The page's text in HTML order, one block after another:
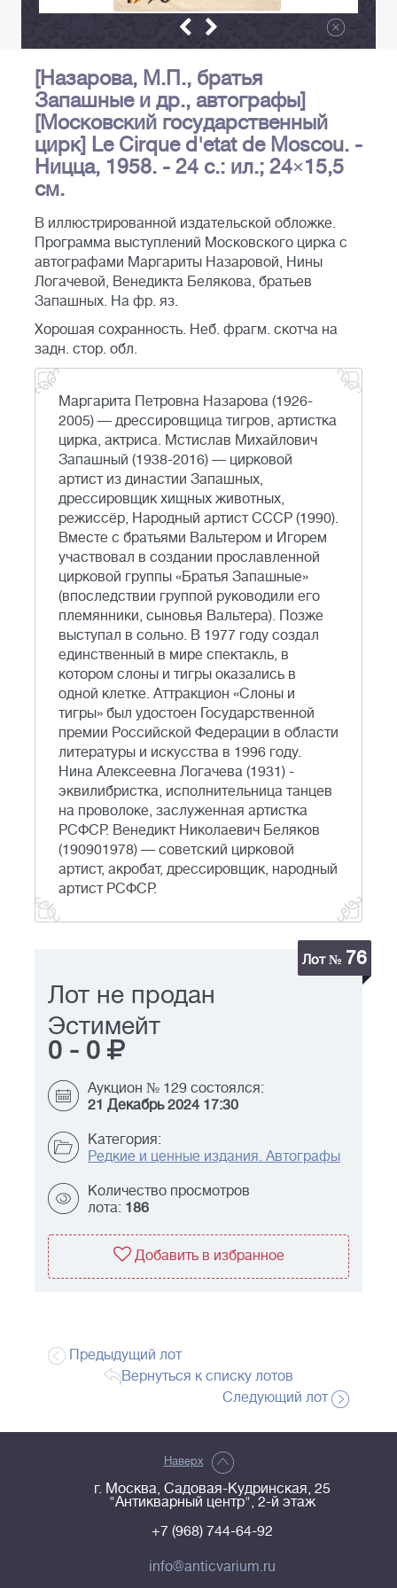
[Назарова, М.П., братья
Запашные и др., автографы]
[Московский государственный
цирк] Le Cirque d'etat de Moscou. -
Ницца, 1958. - 24 с.: ил.; 24×15,5
см.
В иллюстрированной издательской обложке.
Программа выступлений Московского цирка с
автографами Маргариты Назаровой, Нины
Логачевой, Венедикта Белякова, братьев
Запашных. На фр. яз.
Хорошая сохранность. Неб. фрагм. скотча на
задн. стор. обл.
Маргарита Петровна Назарова (1926-
2005) — дрессировщица тигров, артистка
цирка, актриса. Мстислав Михайлович
Запашный (1938-2016) — цирковой
артист из династии Запашных,
дрессировщик хищных животных,
режиссёр, Народный артист СССР (1990).
Вместе с братьями Вальтером и Игорем
участвовал в создании прославленной
цирковой группы «Братья Запашные»
(впоследствии группой руководили его
племянники, сыновья Вальтера). Позже
выступал в сольно. В 1977 году создал
единственный в мире спектакль, в
котором слоны и тигры оказались в
одной клетке. Аттракцион «Слоны и
тигры» был удостоен Государственной
премии Российской Федерации в области
литературы и искусства в 1996 году.
Нина Алексеевна Логачева (1931) -
эквилибристка, исполнительница танцев
на проволоке, заслуженная артистка
РСФСР. Венедикт Николаевич Беляков
(190901978) — советский цирковой
артист, акробат, дрессировщик, народный
артист РСФСР.
Лот № 76
Лот не продан
Эстимейт
0 - 0
Аукцион № 129 состоялся:
21 Декабрь 2024 17:30
Категория:
Редкие и ценные издания. Автографы
Количество просмотров
лота: 186
Добавить в избранное
Предыдущий лот
Вернуться к списку лотов
Следующий лот
Наверх
г. Москва, Садовая-Кудринская, 25
"Антикварный центр", 2-й этаж
+7 (968) 744-64-92
info@anticvarium.ru